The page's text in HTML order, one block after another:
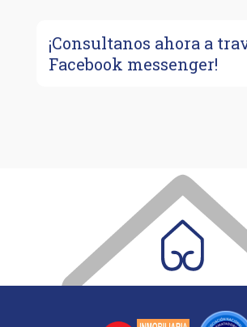
¡Consultanos ahora a
Facebook messenger!